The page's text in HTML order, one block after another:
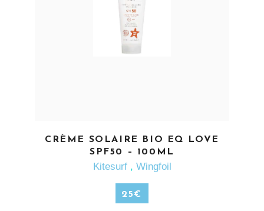
EN SAVOIR PLUS
CRÈME SOLAIRE BIO EQ LOVE
SPF50 – 100ML
Kitesurf , Wingfoil
25€